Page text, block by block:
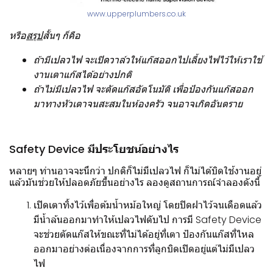
www.upperplumbers.co.uk
หรือสรุปสั้นๆ ก็คือ
ถ้ามีเปลวไฟ จะเปิดวาล์วให้แก๊สออกไปเลี้ยงไฟไว้ให้เราใช้
งานเตาแก๊สได้อย่างปกติ
ถ้าไม่มีเปลวไฟ จะตัดแก๊สอัตโนมัติ เพื่อป้องกันแก๊สออก
มาทางหัวเตาจนสะสมในห้องครัว จนอาจเกิดอันตราย
Safety Device มีประโยชน์อย่างไร
หลายๆ ท่านอาจจะนึกว่า ปกติก็ไม่มีเปลวไฟ ก็ไม่ได้บิดใช้งานอยู่
แล้วมันช่วยให้ปลอดภัยขึ้นอย่างไร ลองดูสถานการณ์จำลองดังนี้
เปิดเตาทิ้งไว้เพื่อต้มน้ำหม้อใหญ่ โดยปิดฝาไว้จนเดือดแล้ว
มีน้ำล้นออกมาทำให้เปลวไฟดับไป การมี Safety Device
จะช่วยตัดแก๊สให้ขณะที่ไม่ได้อยู่ที่เตา ป้องกันแก๊สที่ไหล
ออกมาอย่างต่อเนื่องจากการที่ลูกบิดเปิดอยู่แต่ไม่มีเปลว
ไฟ